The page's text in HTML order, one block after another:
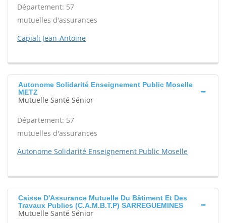
Département: 57
mutuelles d'assurances
Capiali Jean-Antoine
Autonome Solidarité Enseignement Public Moselle
METZ
Mutuelle Santé Sénior
Département: 57
mutuelles d'assurances
Autonome Solidarité Enseignement Public Moselle
Caisse D'Assurance Mutuelle Du Bâtiment Et Des
Travaux Publics (C.A.M.B.T.P) SARREGUEMINES
Mutuelle Santé Sénior